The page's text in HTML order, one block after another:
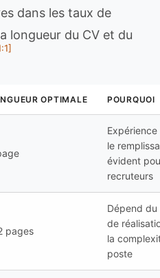
dans les taux de
longueur du CV et du
OPTIMALE POURQUOI
Expérience
le
évident
recruteurs
pages
Dépend du
de
la
poste